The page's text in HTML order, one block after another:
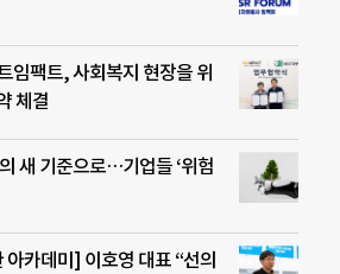
임팩트, 사회복지 현장을 위
체결
새 기준으로…기업들 ‘위험
카데미] 이호영 대표 “선의